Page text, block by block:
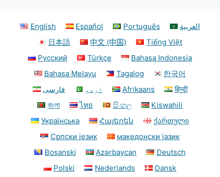
English Español Português
العربية
日本語
中文 (中国)
Tiếng Việt
Русский
Türkçe
Bahasa Indonesia
Bahasa Melayu
Tagalog
한국어
فارسی
اردو Afrikaans
हिन्दी
বাংলা
ไทย සිංහල
Kiswahili
Українська
Հայերեն
ქართული
Српски језик
македонски јазик
Bosanski
Azərbaycan
Deutsch
Polski
Nederlands
Dansk